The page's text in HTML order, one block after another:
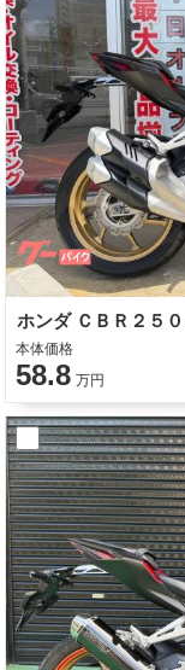
本体価格
58.8 万円